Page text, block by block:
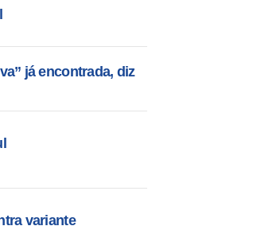
já encontrada, diz
variante